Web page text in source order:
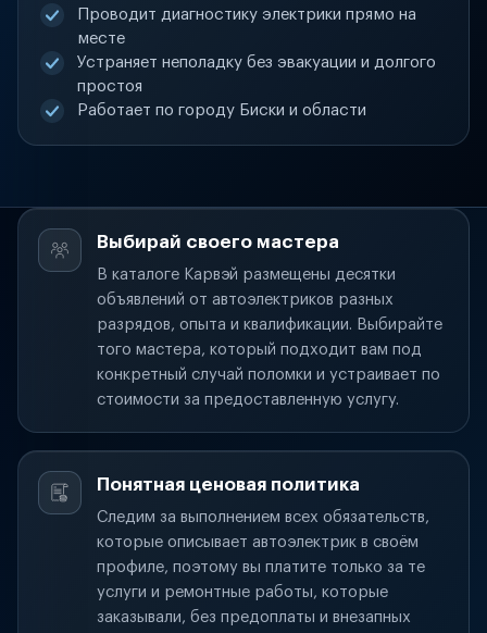
Проводит диагностику электрики прямо на
месте
Устраняет неполадку без эвакуации и долгого
простоя
Работает по городу Биски и области
Выбирай своего мастера
В каталоге Карвэй размещены десятки
объявлений от автоэлектриков разных
разрядов, опыта и квалификации. Выбирайте
того мастера, который подходит вам под
конкретный случай поломки и устраивает по
стоимости за предоставленную услугу.
Понятная ценовая политика
Следим за выполнением всех обязательств,
которые описывает автоэлектрик в своём
профиле, поэтому вы платите только за те
услуги и ремонтные работы, которые
заказывали, без предоплаты и внезапных